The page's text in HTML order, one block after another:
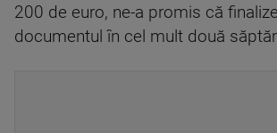
200 de euro, ne-a promis că
documentul în cel mult două